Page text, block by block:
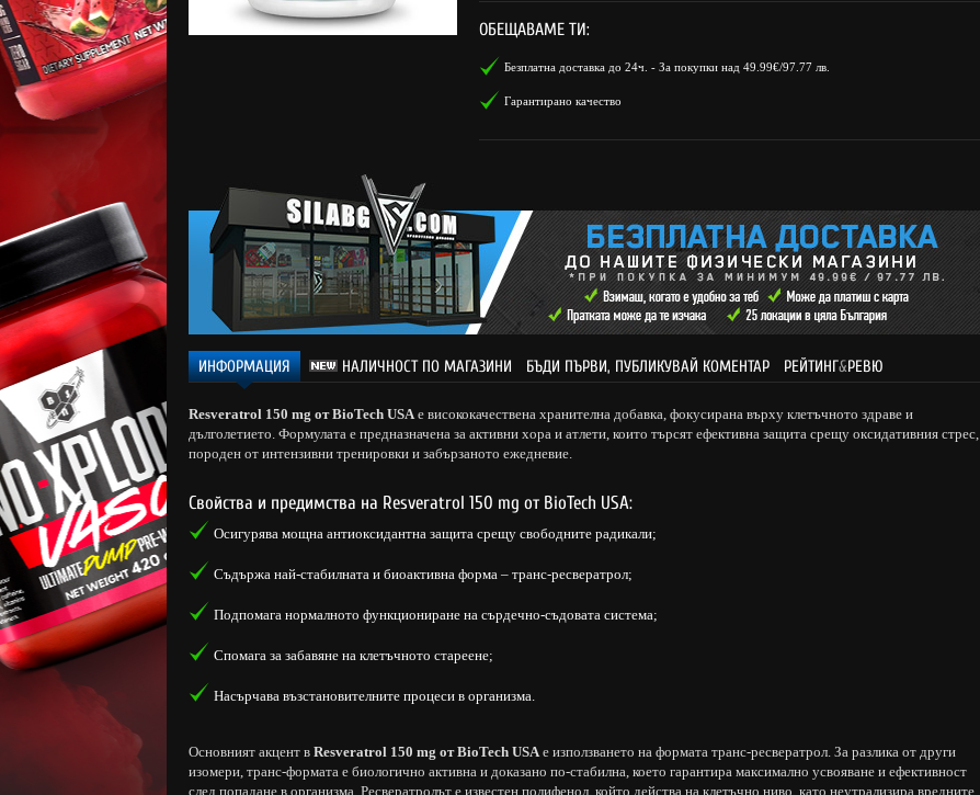
ОБЕЩАВАМЕ ТИ:
Безплатна доставка до 24ч. - За покупки над 49.99€/97.77 лв.
Гарантирано качество
ИНФОРМАЦИЯ НАЛИЧНОСТ ПО МАГАЗИНИ БЪДИ ПЪРВИ, ПУБЛИКУВАЙ КОМЕНТАР РЕЙТИНГ&РЕВЮ
Resveratrol 150 mg от BioTech USAе висококачествена хранителна добавка, фокусирана върху клетъчното здраве и
дълголетието. Формулата е предназначена за активни хора и атлети, които търсят ефективна защита срещу оксидативния стрес,
породен от интензивни тренировки и забързаното ежедневие.
Свойства и предимства на Resveratrol 150 mg от BioTech USA:
Осигурява мощна антиоксидантна защита срещу свободните радикали;
Съдържа най-стабилната и биоактивна форма – транс-ресвератрол;
Подпомага нормалното функциониране на сърдечно-съдовата система;
Спомага за забавяне на клетъчното стареене;
Насърчава възстановителните процеси в организма.
Основният акцент в Resveratrol 150 mg от BioTech USAе използването на формата транс-ресвератрол. За разлика от други
изомери, транс-формата е биологично активна и доказано по-стабилна, което гарантира максимално усвояване и ефективност
след попадане в организма. Ресвератролът е известен полифенол, който действа на клетъчно ниво, като неутрализира вредните